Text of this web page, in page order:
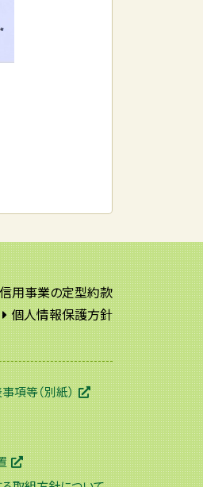
信用事業の定型約款
個人情報保護方針
項等（別紙）